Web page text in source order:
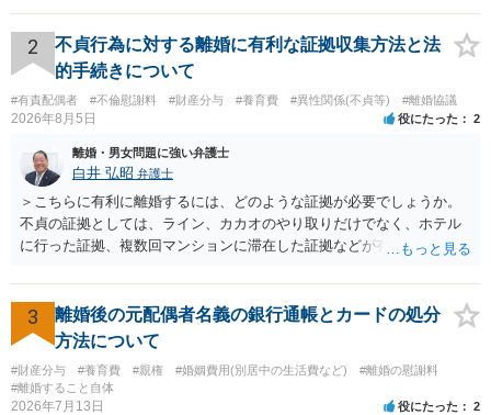
えられます。弁護士へ依頼しているのであれば、担当弁護士とよく相
談してください。
2
不貞行為に対する離婚に有利な証拠収集方法と法
的手続きについて
#有責配偶者 #不倫慰謝料 #財産分与 #養育費 #異性関係(不貞等) #離婚協議
2026年8月5日 役にたった 2
離婚・男女問題に強い弁護士
白井 弘昭 弁護士
＞こちらに有利に離婚するには、どのような証拠が必要でしょうか。
不貞の証拠としては、ライン、カカオのやり取りだけでなく、ホテル
に行った証拠、複数回マンションに滞在した証拠などが有効です。 不
婚する、慰謝料をとるなど）ことができると思われます。 ただし、不
貞発覚後、長期間同居を続けると、不貞を許したとの評価につながる
場合がありますので、ご注意ください。 以上、ご参考まで。
3
離婚後の元配偶者名義の銀行通帳とカードの処分
方法について
#財産分与 #養育費 #親権 #婚姻費用(別居中の生活費など)
#離婚の慰謝料
#離婚すること自体
2026年7月13日 役にたった 2